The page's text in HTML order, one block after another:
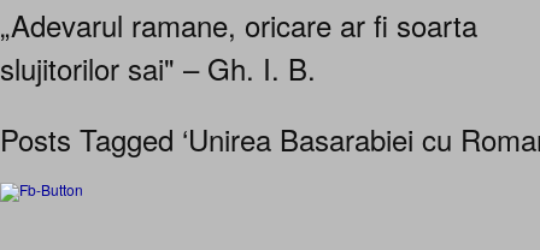
„Adevarul ramane, oricare ar fi soarta
slujitorilor sai" – Gh. I. B.
Posts Tagged ‘Unirea Basarabiei cu